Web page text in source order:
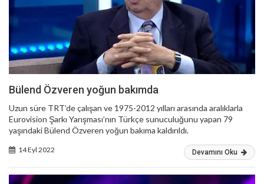
Bülend Özveren yoğun bakımda
Uzun süre TRT’de çalışan ve 1975-2012 yılları arasında aralıklarla
Eurovision Şarkı Yarışması’nın Türkçe sunuculuğunu yapan 79
yaşındaki Bülend Özveren yoğun bakıma kaldırıldı.
14 Eyl 2022 Devamını Oku